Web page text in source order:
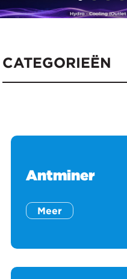
CATEGORIEËN
Antminer
Meer